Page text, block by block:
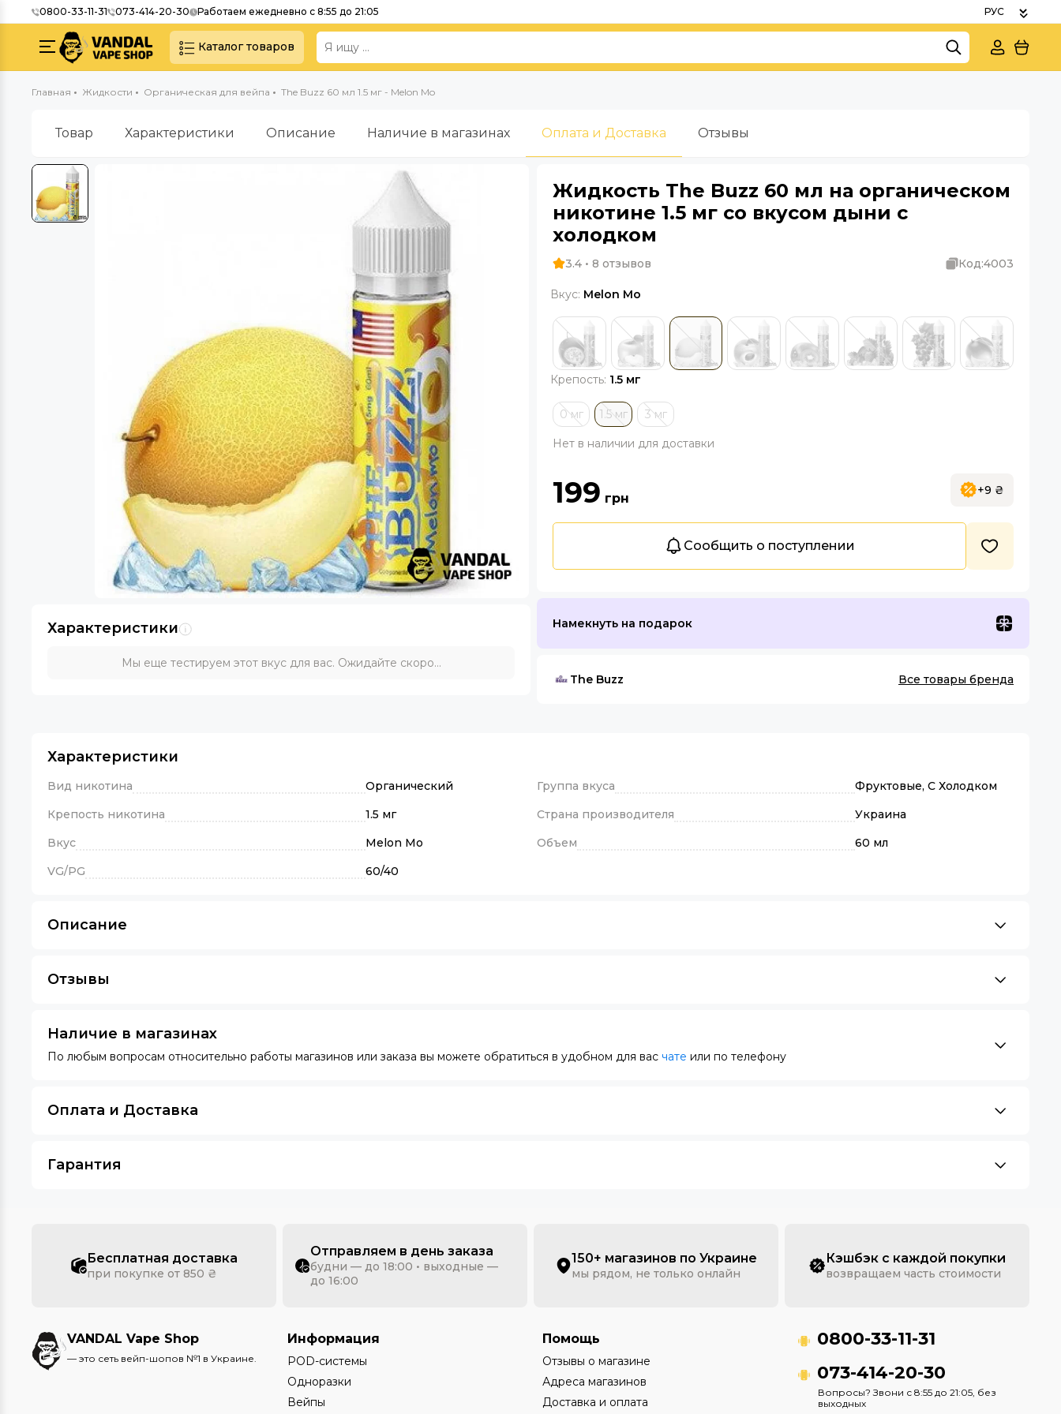
0800-33-11-31 073-414-20-30 Работаем ежедневно с 8:55 до 21:05
Каталог товаров
Главная Жидкости Органическая для вейпа The Buzz 60 мл 1.5 мг - Melon Mo
Товар Характеристики Описание Наличие в магазинах Оплата и Доставка Отзывы
Характеристики
Мы еще тестируем этот вкус для вас. Ожидайте скоро...
Жидкость The Buzz 60 мл на органическом
никотине 1.5 мг со вкусом дыни с
холодком
3.4 • 8 отзывов Код:4003
Вкус: Melon Mo
Крепость: 1.5 мг
0 мг 1.5 мг 3 мг
Нет в наличии для доставки
199 грн
+9 ₴
Сообщить о поступлении
Намекнуть на подарок
The Buzz Все товары бренда
Характеристики
Вид никотина Органический Группа вкуса
Фруктовые, С Холодком
Крепость никотина
1.5 мг Страна производителя
Украина
Вкус
Melon Mo Объем
60 мл
VG/PG
60/40
Описание
Отзывы
Наличие в магазинах
По любым вопросам относительно работы магазинов или заказа вы можете обратиться в удобном для вас чате или по телефону
Оплата и Доставка
Гарантия
Бесплатная доставка
при покупке от 850 ₴
Отправляем в день заказа
будни — до 18:00 • выходные —
до 16:00
150+ магазинов по Украине
мы рядом, не только онлайн
Кэшбэк с каждой покупки
возвращаем часть стоимости
VANDAL Vape Shop
— это сеть вейп-шопов №1 в Украине.
Информация
POD-системы
Одноразки
Вейпы
Помощь
Отзывы о магазине
Адреса магазинов
Доставка и оплата
0800-33-11-31
073-414-20-30
Вопросы? Звони с 8:55 до 21:05, без
выходных